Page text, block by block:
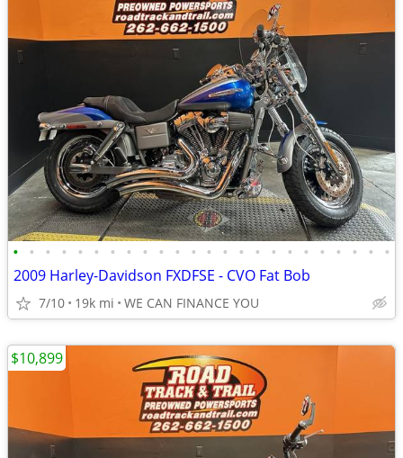
• • • • • • • • • • • • • • • • • • • • • • • •
2009 Harley-Davidson FXDFSE - CVO Fat Bob
7/10 19k mi WE CAN FINANCE YOU
$10,899